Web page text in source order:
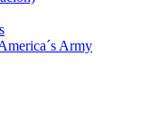
Army